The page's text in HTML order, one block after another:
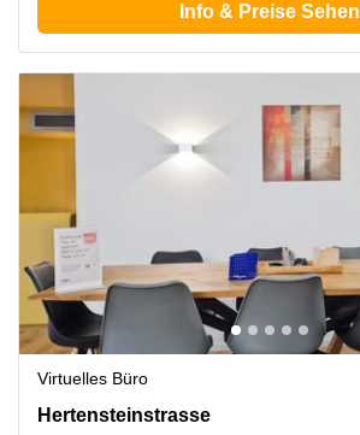
Info & Preise Sehen
Virtuelles Büro
Hertensteinstrasse 51, Luzern
Hertensteinstrasse